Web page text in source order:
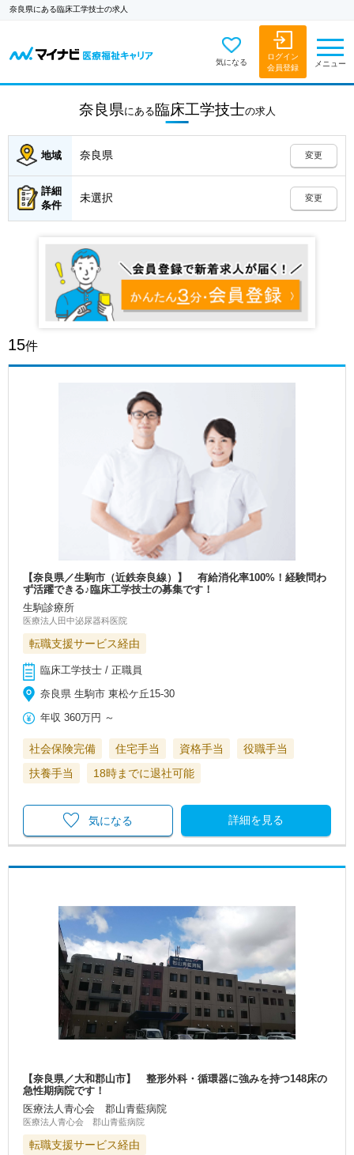
奈良県にある臨床工学技士の求人
気になる
ログイン
会員登録
メニュー
奈良県にある臨床工学技士の求人
地域 奈良県 変更
詳細
条件
未選択 変更
15件
【奈良県／生駒市（近鉄奈良線）】 有給消化率100%！経験問わ
ず活躍できる♪臨床工学技士の募集です！
生駒診療所
医療法人田中泌尿器科医院
転職支援サービス経由
臨床工学技士 / 正職員
奈良県 生駒市 東松ケ丘15-30
年収 360万円 ～
社会保険完備 住宅手当 資格手当
役職手当
扶養手当
18時までに退社可能
詳細を見る
気になる
【奈良県／大和郡山市】 整形外科・循環器に強みを持つ148床の
急性期病院です！
医療法人青心会 郡山青藍病院
医療法人青心会 郡山青藍病院
転職支援サービス経由